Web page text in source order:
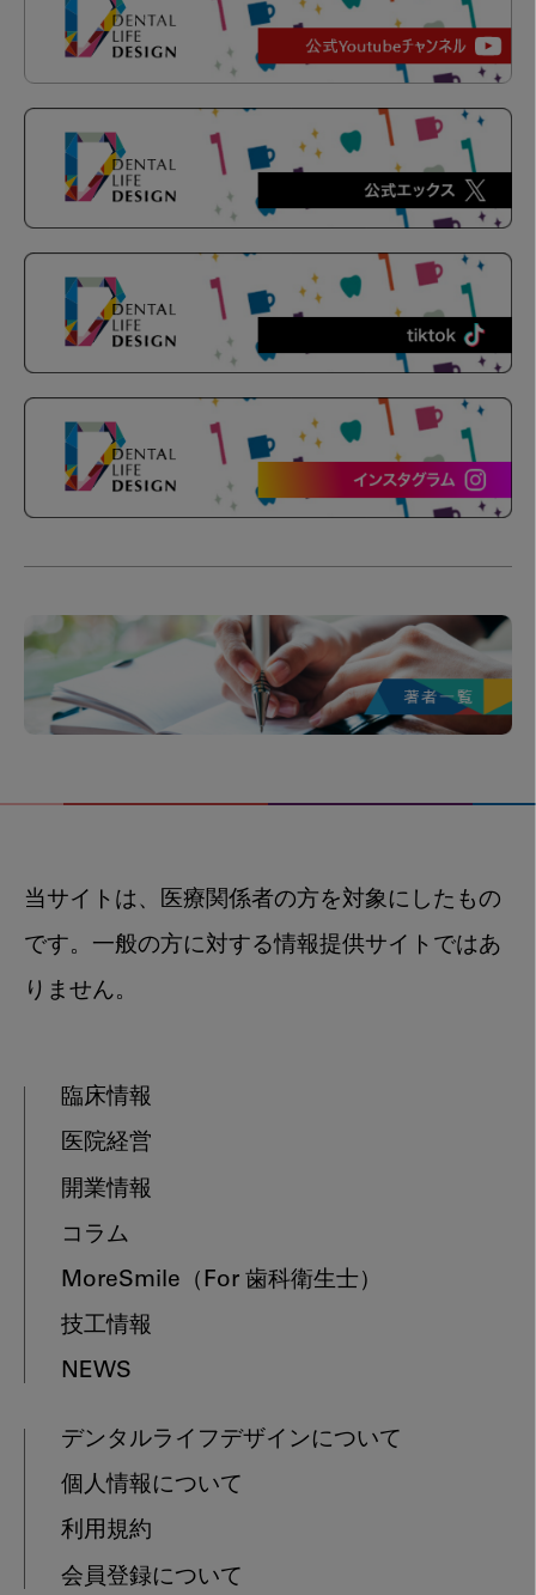
当サイトは、医療関係者の方を対象にしたもの
です。一般の方に対する情報提供サイトではあ
りません。
臨床情報
医院経営
開業情報
コラム
MoreSmile （For 歯科衛生士）
技工情報
NEWS
デンタルライフデザインについて
個人情報について
利用規約
会員登録について